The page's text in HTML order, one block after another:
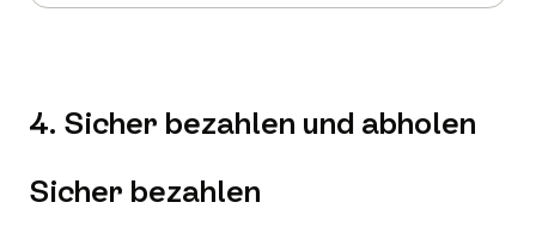
4. Sicher bezahlen und abholen
Sicher bezahlen